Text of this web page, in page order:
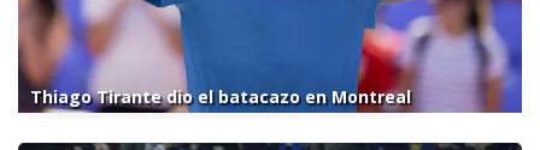
Thiago Tirante dio el batacazo en Montreal